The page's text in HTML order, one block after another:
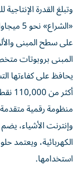
وتبلغ القدرة
على سطح المبنى
المبنى بروبوتات
يحافظ على كفاءتها
منظومة رقمية
الكهربائية، ويعتمد
استخدامها.